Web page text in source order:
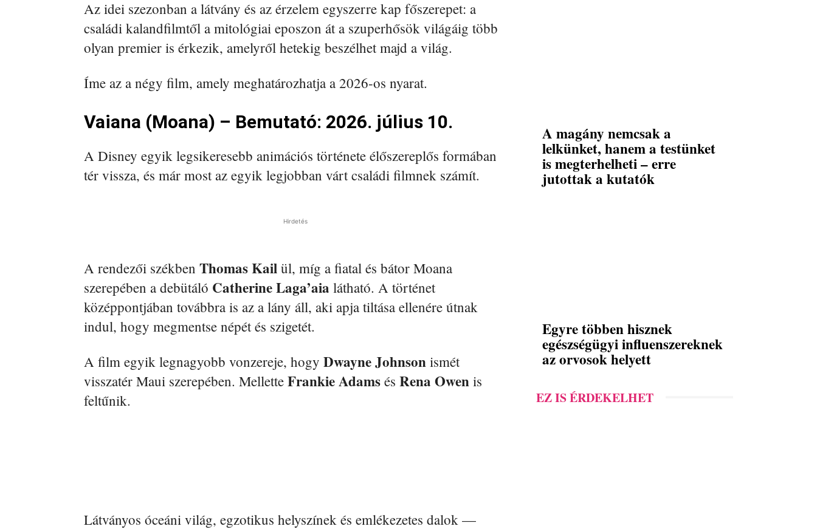
Az idei szezonban a látvány és az érzelem egyszerre kap főszerepet: a
családi kalandfilmtől a mitológiai eposzon át a szuperhősök világáig több
olyan premier is érkezik, amelyről hetekig beszélhet majd a világ.
Íme az a négy film, amely meghatározhatja a 2026-os nyarat.
Vaiana (Moana) – Bemutató: 2026. július 10.
A Disney egyik legsikeresebb animációs története élőszereplős formában
tér vissza, és már most az egyik legjobban várt családi filmnek számít.
Hirdetés
A rendezői székben Thomas Kail ül, míg a fiatal és bátor Moana
szerepében a debütáló Catherine Laga’aia látható. A történet
középpontjában továbbra is az a lány áll, aki apja tiltása ellenére útnak
indul, hogy megmentse népét és szigetét.
A film egyik legnagyobb vonzereje, hogy Dwayne Johnson ismét
visszatér Maui szerepében. Mellette Frankie Adams és Rena Owen is
feltűnik.
Látványos óceáni világ, egzotikus helyszínek és emlékezetes dalok —
A magány nemcsak a
lelkünket, hanem a testünket
is megterhelheti – erre
jutottak a kutatók
Egyre többen hisznek
egészségügyi influenszereknek
az orvosok helyett
EZ IS ÉRDEKELHET